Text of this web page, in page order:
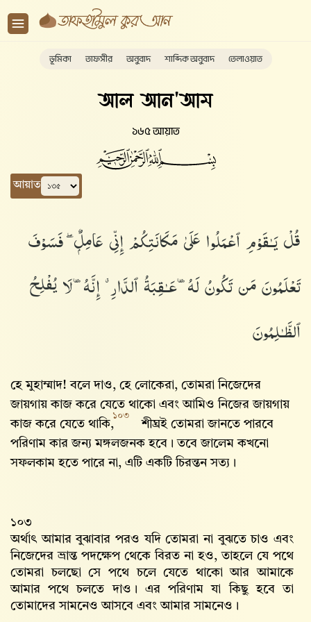
ভূমিকা তাফসীর অনুবাদ শাব্দিক অনুবাদ তেলাওয়াত
আল আন'আম
১৬৫ আয়াত
আয়াত
قُلْ يَـٰقَوْمِ ٱعْمَلُوا۟ عَلَىٰ مَكَانَتِكُمْ إِنِّى عَامِلٌۭ ۖ فَسَوْفَ
تَعْلَمُونَ مَن تَكُونُ لَهُۥ عَـٰقِبَةُ ٱلدَّارِ ۗ إِنَّهُۥ لَا يُفْلِحُ
ٱلظَّـٰلِمُونَ
হে মুহাম্মাদ! বলে দাও, হে লোকেরা, তোমরা নিজেদের
জায়গায় কাজ করে যেতে থাকো এবং আমিও নিজের জায়গায়
কাজ করে যেতে থাকি,
১০৩
শীঘ্রই তোমরা জানতে পারবে
পরিণাম কার জন্য মঙ্গলজনক হবে। তবে জালেম কখনো
সফলকাম হতে পারে না, এটি একটি চিরন্তন সত্য।
১০৩
অর্থাৎ আমার বুঝাবার পরও যদি তোমরা না বুঝতে চাও এবং
নিজেদের ভ্রান্ত পদক্ষেপ থেকে বিরত না হও, তাহলে যে পথে
তোমরা চলছো সে পথে চলে যেতে থাকো আর আমাকে
আমার পথে চলতে দাও। এর পরিণাম যা কিছু হবে তা
তোমাদের সামনেও আসবে এবং আমার সামনেও।